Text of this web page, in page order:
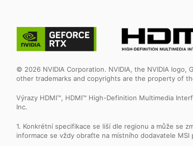
© 2026 NVIDIA Corporation. NVIDIA, the NVIDIA
other trademarks and copyrights are the property of
Výrazy HDMI™, HDMI™ High-Definition Multimedia
Inc.
1. Konkrétní specifikace se liší dle regionu a může se
informace se vždy obraťte na místního dodavatele MSI